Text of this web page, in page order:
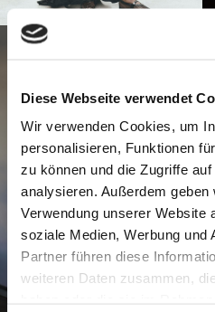
Diese Webseite verwendet
Wir verwenden Cookies, um
personalisieren, Funktionen
zu können und die Zugriffe
analysieren. Außerdem
Verwendung unserer Website
soziale Medien, Werbung und
Partner führen diese
weiteren Daten zusammen,